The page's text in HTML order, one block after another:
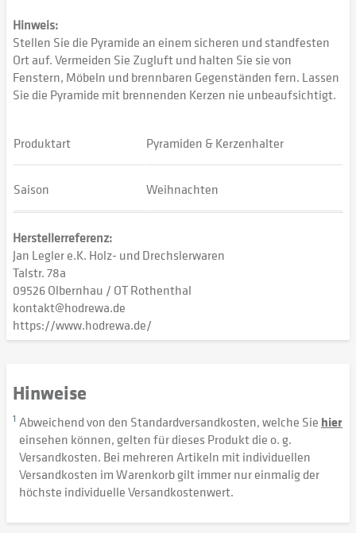
Hinweis:
Stellen Sie die Pyramide an einem sicheren und standfesten
Ort auf. Vermeiden Sie Zugluft und halten Sie sie von
Fenstern, Möbeln und brennbaren Gegenständen fern. Lassen
Sie die Pyramide mit brennenden Kerzen nie unbeaufsichtigt.
Produktart Pyramiden & Kerzenhalter
Saison Weihnachten
Herstellerreferenz:
Jan Legler e.K. Holz- und Drechslerwaren
Talstr. 78a
09526 Olbernhau / OT Rothenthal
kontakt@hodrewa.de
https://www.hodrewa.de/
Hinweise
1 Abweichend von den Standardversandkosten, welche Sie hier
einsehen können, gelten für dieses Produkt die o. g.
Versandkosten. Bei mehreren Artikeln mit individuellen
Versandkosten im Warenkorb gilt immer nur einmalig der
höchste individuelle Versandkostenwert.